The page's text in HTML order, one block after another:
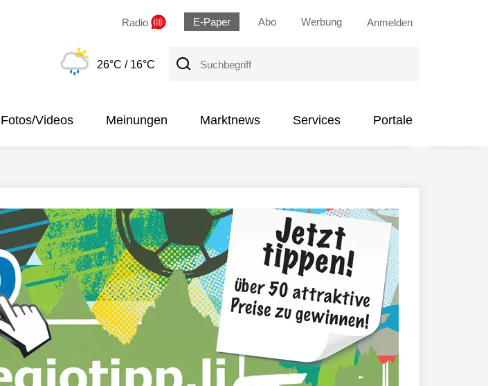
Radio E-Paper Abo Werbung Anmelden
26°C / 16°C
Suchbegriff
Fotos/Videos Meinungen Marktnews Services Portale